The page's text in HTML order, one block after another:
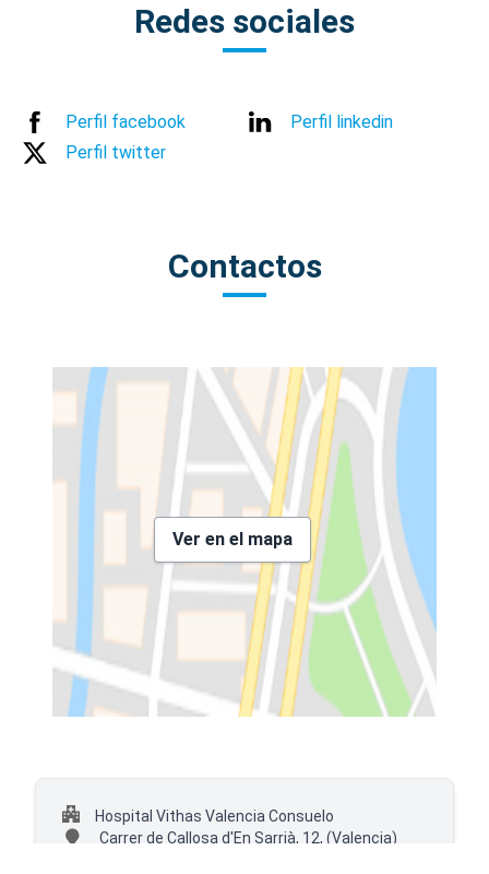
Redes sociales
Perfil facebook
Perfil linkedin
Perfil twitter
Contactos
Ver en el mapa
Hospital Vithas Valencia Consuelo
Carrer de Callosa d'En Sarrià, 12, (Valencia)